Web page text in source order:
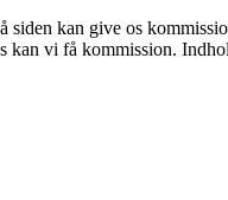
kan give os
vi få kommission.